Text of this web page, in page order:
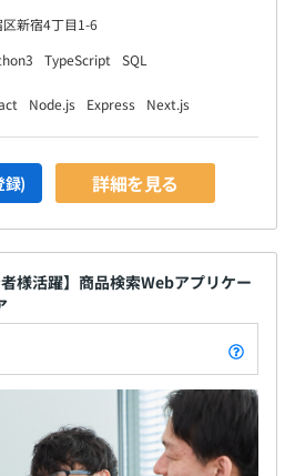
新宿4丁目1-6
TypeScript
SQL
Node.js Express Next.js
録) 詳細を見る
様活躍】商品検索Webアプリケー